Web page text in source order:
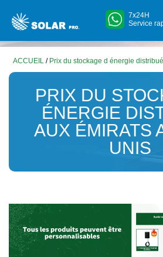
7x24H
Service
ACCUEIL / Prix ​​du stockage d énergie
PRIX ​​DU
ÉNERGIE
AUX ÉMIRATS
UNIS